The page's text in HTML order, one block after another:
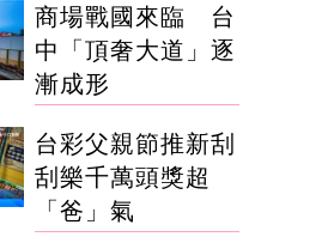
商場戰國來臨 台
中「頂奢大道」逐
漸成形
台彩父親節推新刮
刮樂千萬頭獎超
「爸」氣